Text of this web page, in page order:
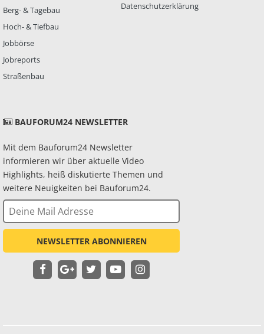
Berg- & Tagebau
Hoch- & Tiefbau
Jobbörse
Jobreports
Straßenbau
Datenschutzerklärung
BAUFORUM24 NEWSLETTER
Mit dem Bauforum24 Newsletter
informieren wir über aktuelle Video
Highlights, heiß diskutierte Themen und
weitere Neuigkeiten bei Bauforum24.
NEWSLETTER ABONNIEREN